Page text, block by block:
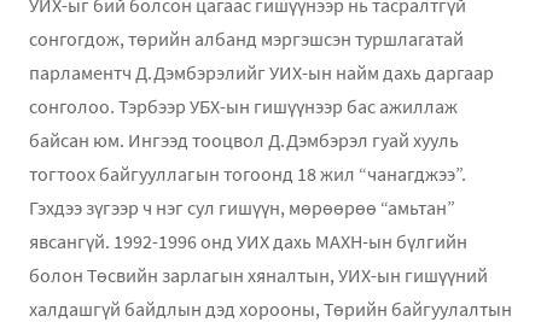
сонгогдож, төрийн албанд мэргэшсэн туршлагатай
парламентч Д.Дэмбэрэлийг УИХ-ын найм дахь даргаар
сонголоо. Тэрбээр УБХ-ын гишүүнээр бас ажиллаж
байсан юм. Ингээд тооцвол Д.Дэмбэрэл гуай хууль
тогтоох байгууллагын тогоонд 18 жил “чанагджээ”.
Гэхдээ зүгээр ч нэг сул гишүүн, мөрөөрөө “амьтан”
явсангүй. 1992-1996 онд УИХ дахь МАХН-ын бүлгийн
болон Төсвийн зарлагын хяналтын, УИХ-ын гишүүний
халдашгүй байдлын дэд хорооны, Төрийн байгуулалтын